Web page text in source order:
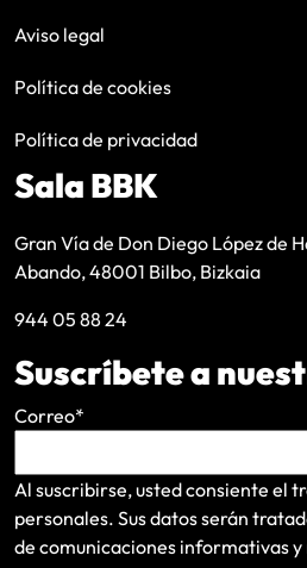
Aviso legal
Política de cookies
Política de privacidad
Sala BBK
Gran Vía de Don Diego López de
Abando, 48001 Bilbo, Bizkaia
944 05 88 24
Suscríbete a
Correo*
Al suscribirse, usted consiente el
personales. Sus datos serán
de comunicaciones informativas y